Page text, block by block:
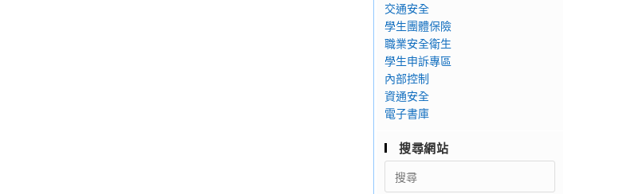
交通安全
學生團體保險
職業安全衛生
學生申訴專區
內部控制
資通安全
電子書庫
搜尋網站
Search
for: